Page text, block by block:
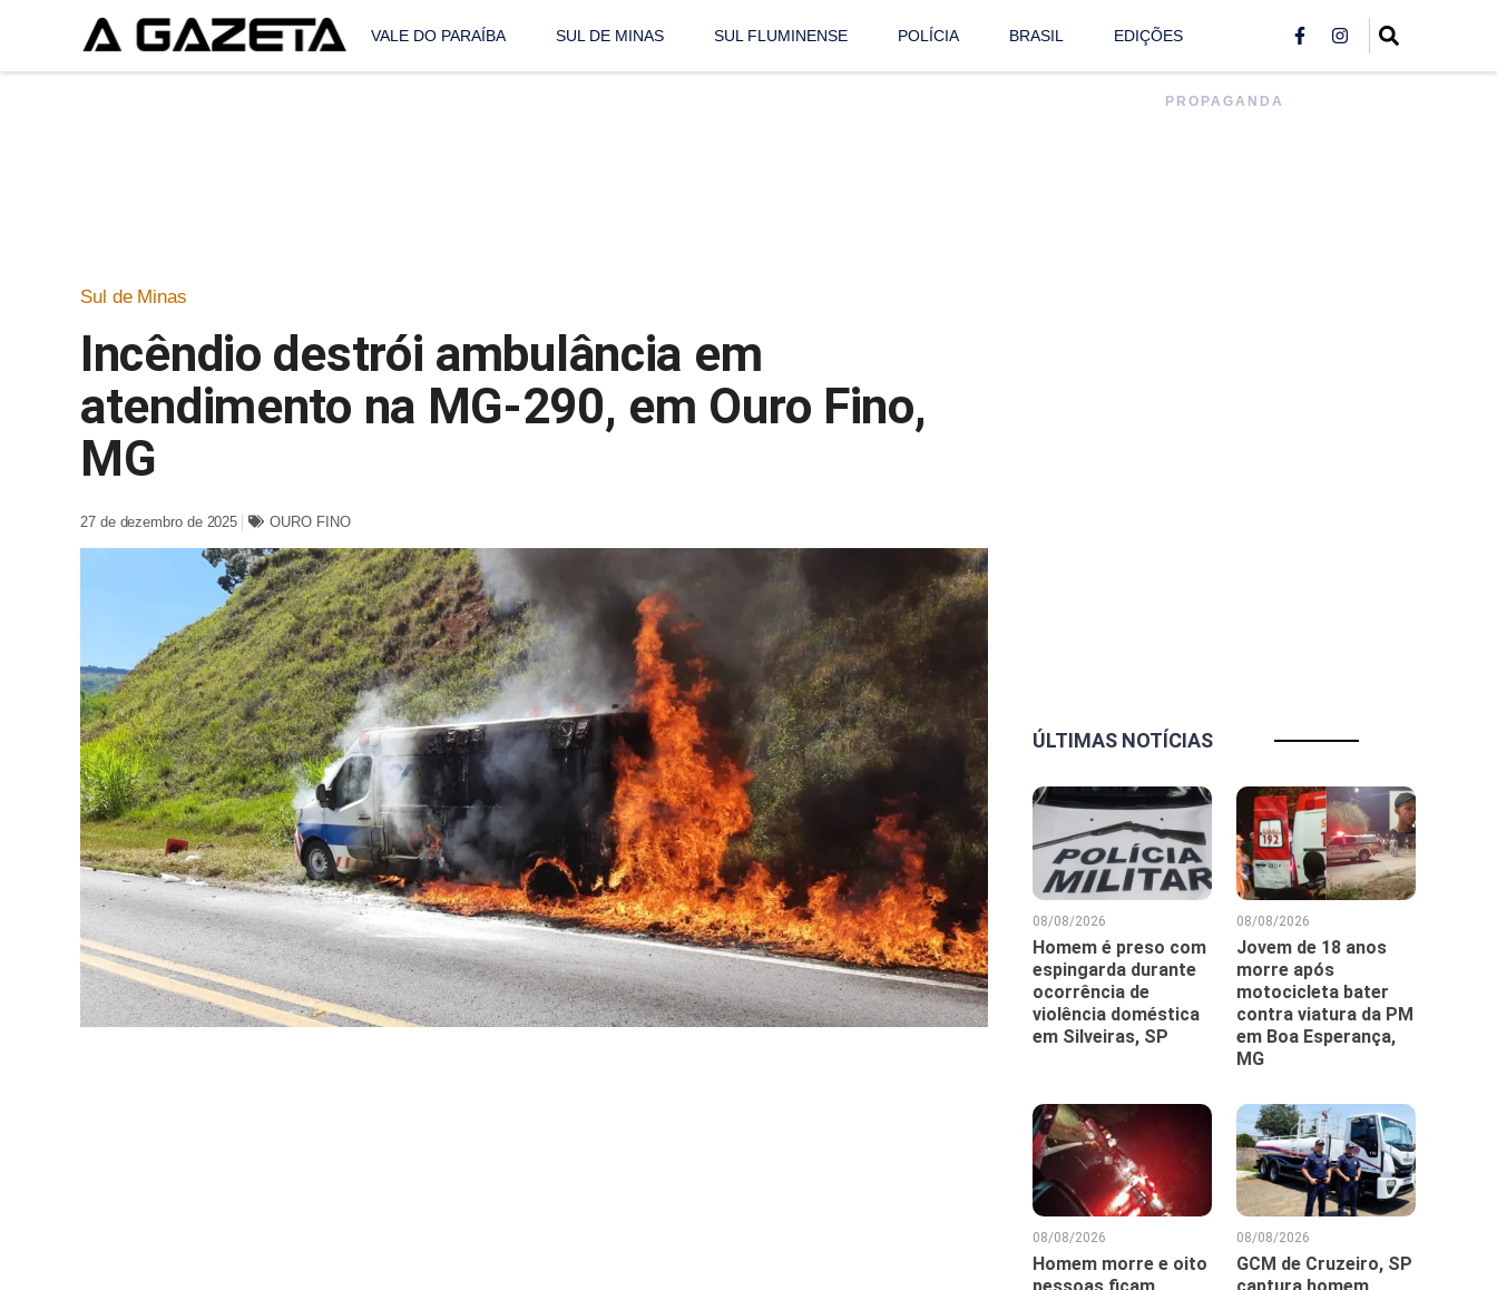
VALE DO PARAÍBA SUL DE MINAS SUL FLUMINENSE POLÍCIA BRASIL EDIÇÕES
Sul de Minas
Incêndio destrói ambulância em
atendimento na MG-290, em Ouro Fino,
MG
27 de dezembro de 2025 OURO FINO
PROPAGANDA
ÚLTIMAS NOTÍCIAS
08/08/2026
Homem é preso com
espingarda durante
ocorrência de
violência doméstica
em Silveiras, SP
08/08/2026
Jovem de 18 anos
morre após
motocicleta bater
contra viatura da PM
em Boa Esperança,
MG
08/08/2026
Homem morre e oito
08/08/2026
GCM de Cruzeiro, SP